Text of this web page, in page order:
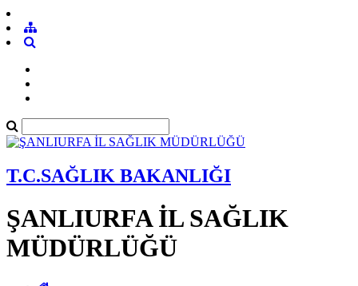
T.C.SAĞLIK BAKANLIĞI
ŞANLIURFA İL SAĞLIK
MÜDÜRLÜĞÜ